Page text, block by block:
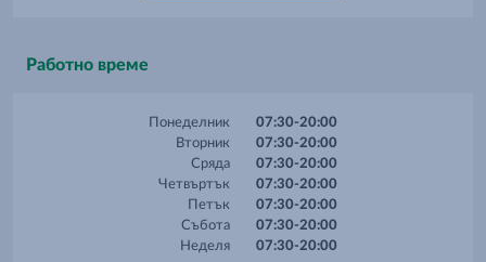
Работно време
Понеделник
Вторник
Сряда
Четвъртък
Петък
Събота
Неделя
07:30-20:00
07:30-20:00
07:30-20:00
07:30-20:00
07:30-20:00
07:30-20:00
07:30-20:00